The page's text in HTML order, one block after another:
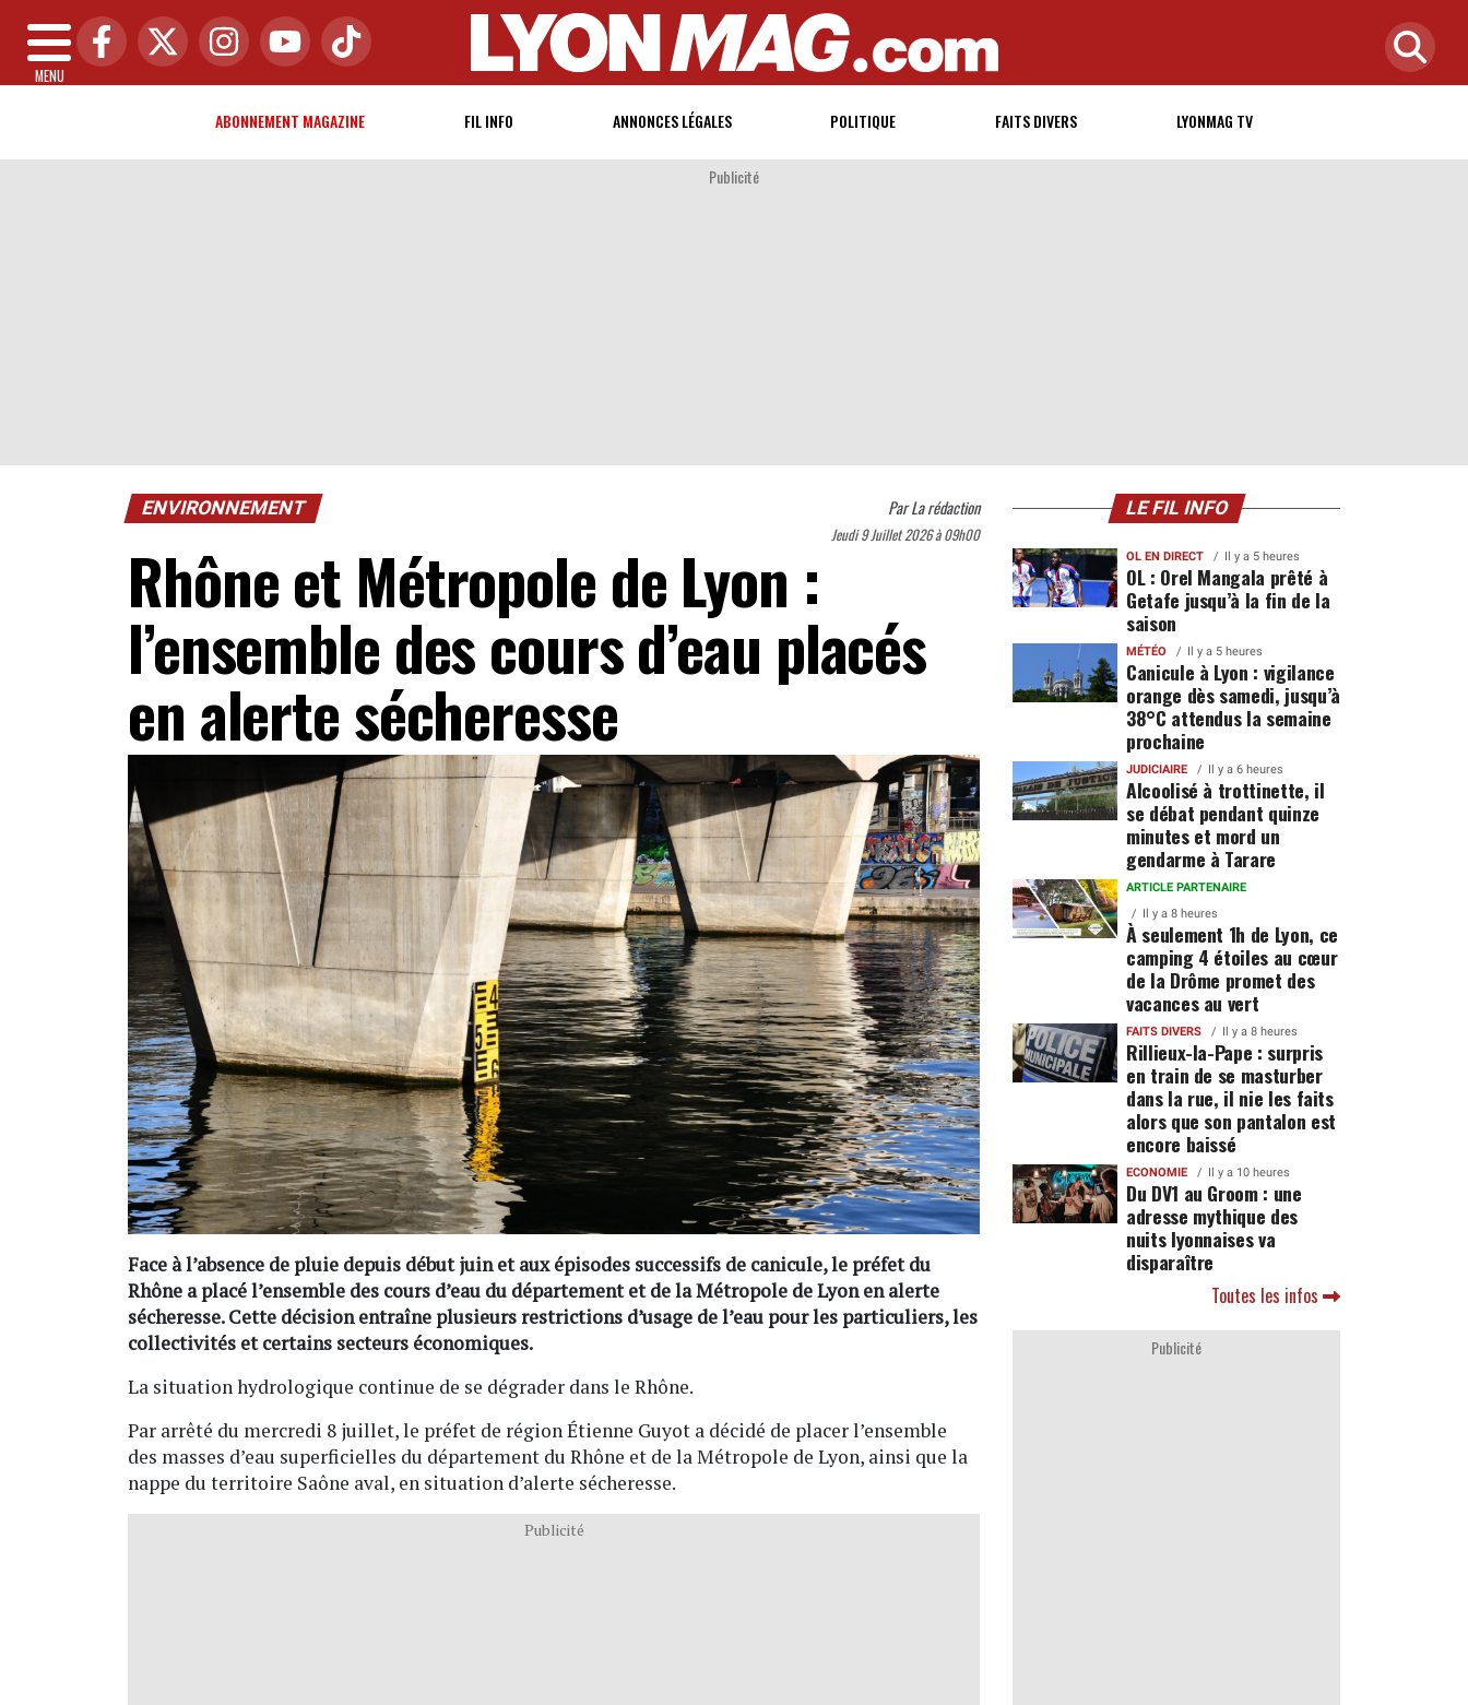
MENU
ABONNEMENT MAGAZINE FIL INFO ANNONCES LÉGALES POLITIQUE FAITS DIVERS LYONMAG TV
Publicité
ENVIRONNEMENT ParLa rédaction
Jeudi 9 Juillet 2026 à 09h00
Rhône et Métropole de Lyon :
l’ensemble des cours d’eau placés
en alerte sécheresse
Face à l’absence de pluie depuis début juin et aux épisodes successifs de canicule, le préfet du
Rhône a placé l’ensemble des cours d’eau du département et de la Métropole de Lyon en alerte
sécheresse. Cette décision entraîne plusieurs restrictions d’usage de l’eau pour les particuliers, les
collectivités et certains secteurs économiques.
La situation hydrologique continue de se dégrader dans le Rhône.
Par arrêté du mercredi 8 juillet, le préfet de région Étienne Guyot a décidé de placer l’ensemble
des masses d’eau superficielles du département du Rhône et de la Métropole de Lyon, ainsi que la
nappe du territoire Saône aval, en situation d’alerte sécheresse.
Publicité
LE FIL INFO
OL EN DIRECT Il y a 5 heures
OL : Orel Mangala prêté à
Getafe jusqu’à la fin de la
saison
MÉTÉO Il y a 5 heures
Canicule à Lyon : vigilance
orange dès samedi, jusqu’à
38°C attendus la semaine
prochaine
JUDICIAIRE Il y a 6 heures
Alcoolisé à trottinette, il
se débat pendant quinze
minutes et mord un
gendarme à Tarare
ARTICLE PARTENAIRE
Il y a 8 heures
À seulement 1h de Lyon, ce
camping 4 étoiles au cœur
de la Drôme promet des
vacances au vert
FAITS DIVERS Il y a 8 heures
Rillieux-la-Pape : surpris
en train de se masturber
dans la rue, il nie les faits
alors que son pantalon est
encore baissé
ECONOMIE Il y a 10 heures
Du DV1 au Groom : une
adresse mythique des
nuits lyonnaises va
disparaître
Toutes les infos
Publicité